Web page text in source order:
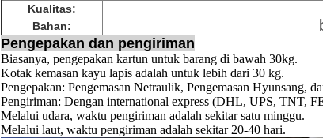
Kualitas:
Bahan:
Pengepakan dan pengiriman
Biasanya, pengepakan kartun untuk barang di bawah 30kg.
Kotak kemasan kayu lapis adalah untuk lebih dari 30 kg.
Pengepakan: Pengemasan Netraulik, Pengemasan Hyunsang,
Pengiriman: Dengan international express (DHL, UPS, TNT,
Melalui udara, waktu pengiriman adalah sekitar satu minggu.
Melalui laut, waktu pengiriman adalah sekitar 20-40 hari.